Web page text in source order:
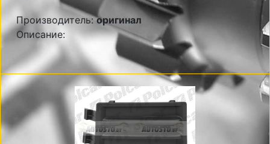
Производитель:оригинал
Описание: